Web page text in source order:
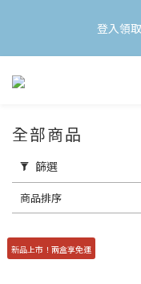
登入領
加入會員立即領$200購
全部商品
篩選
商品排序
新品上市！兩盒享免運